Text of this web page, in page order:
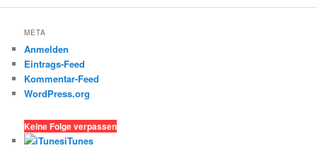
META
Anmelden
Eintrags-Feed
Kommentar-Feed
WordPress.org
Keine Folge verpassen
iTunes